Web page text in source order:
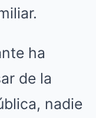
ha
de la
nadie